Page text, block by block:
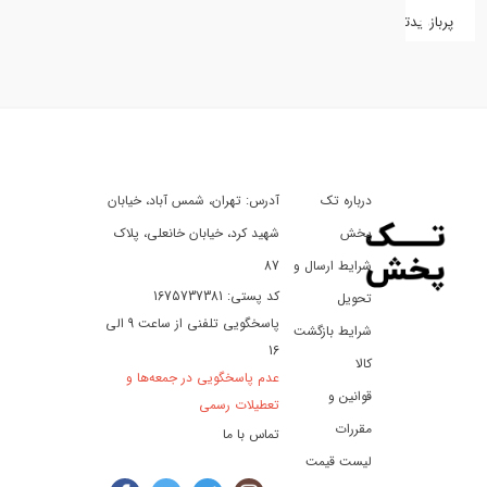
کفش
سفر
تفریح
پربازدیدترین
درباره تک
پخش
شرایط ارسال و
تحویل
شرایط بازگشت
کالا
قوانین و
مقررات
لیست قیمت
آدرس: تهران، شمس آباد، خیابان
شهید کرد، خیابان خانعلی، پلاک
87
کد پستی: 1675737381
پاسخگویی تلفنی از ساعت 9 الی
16
عدم پاسخگویی در جمعه‌ها و
تعطیلات رسمی
تماس با ما